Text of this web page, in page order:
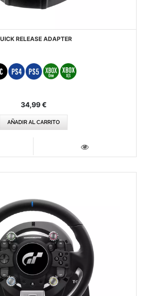
RELEASE ADAPTER
34,99 €
AÑADIR AL CARRITO